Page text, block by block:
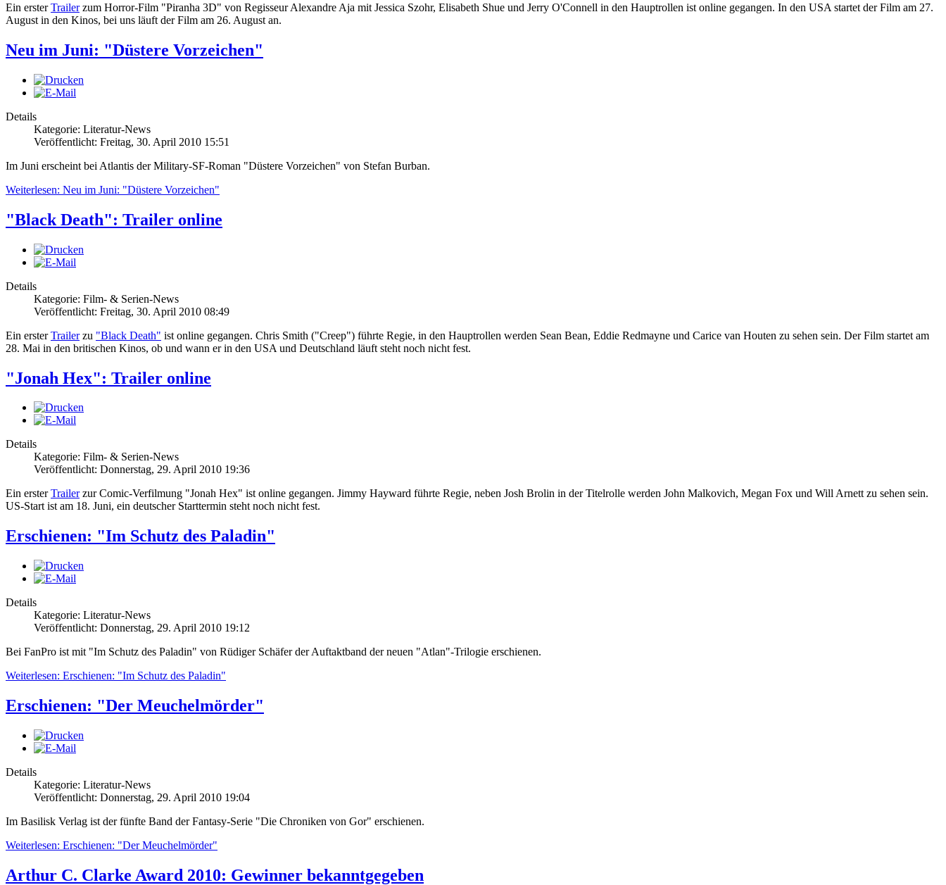
Ein ersterTrailerzum Horror-Film "Piranha 3D" von Regisseur Alexandre Aja mit Jessica Szohr, Elisabeth Shue und Jerry O'Connell in den Hauptrollen ist online gegangen. In den USA startet der Film am 27.
August in den Kinos, bei uns läuft der Film am 26. August an.
Neu im Juni: "Düstere Vorzeichen"
Details
Kategorie: Literatur-News
Veröffentlicht: Freitag, 30. April 2010 15:51
Im Juni erscheint bei Atlantis der Military-SF-Roman "Düstere Vorzeichen" von Stefan Burban.
Weiterlesen: Neu im Juni: "Düstere Vorzeichen"
"Black Death": Trailer online
Details
Kategorie: Film- & Serien-News
Veröffentlicht: Freitag, 30. April 2010 08:49
Ein ersterTrailerzu "Black Death" ist online gegangen. Chris Smith ("Creep") führte Regie, in den Hauptrollen werden Sean Bean, Eddie Redmayne und Carice van Houten zu sehen sein. Der Film startet am
28. Mai in den britischen Kinos, ob und wann er in den USA und Deutschland läuft steht noch nicht fest.
"Jonah Hex": Trailer online
Details
Kategorie: Film- & Serien-News
Veröffentlicht: Donnerstag, 29. April 2010 19:36
Ein ersterTrailerzur Comic-Verfilmung "Jonah Hex" ist online gegangen. Jimmy Hayward führte Regie, neben Josh Brolin in der Titelrolle werden John Malkovich, Megan Fox und Will Arnett zu sehen sein.
US-Start ist am 18. Juni, ein deutscher Starttermin steht noch nicht fest.
Erschienen: "Im Schutz des Paladin"
Details
Kategorie: Literatur-News
Veröffentlicht: Donnerstag, 29. April 2010 19:12
Bei FanPro ist mit "Im Schutz des Paladin" von Rüdiger Schäfer der Auftaktband der neuen "Atlan"-Trilogie erschienen.
Weiterlesen: Erschienen: "Im Schutz des Paladin"
Erschienen: "Der Meuchelmörder"
Details
Kategorie: Literatur-News
Veröffentlicht: Donnerstag, 29. April 2010 19:04
Im Basilisk Verlag ist der fünfte Band der Fantasy-Serie "Die Chroniken von Gor" erschienen.
Weiterlesen: Erschienen: "Der Meuchelmörder"
Arthur C. Clarke Award 2010: Gewinner bekanntgegeben